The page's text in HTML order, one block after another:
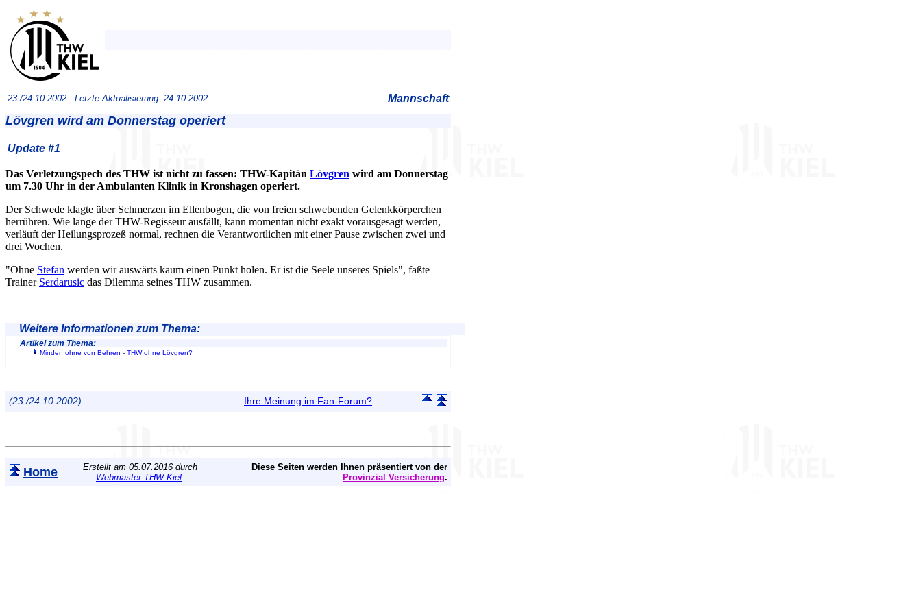
23./24.10.2002 - Letzte Aktualisierung: 24.10.2002 Mannschaft
Lövgren wird am Donnerstag operiert
Update #1
Das Verletzungspech des THW ist nicht zu fassen: THW-Kapitän Lövgren wird am Donnerstag
um 7.30 Uhr in der Ambulanten Klinik in Kronshagen operiert.
Der Schwede klagte über Schmerzen im Ellenbogen, die von freien schwebenden Gelenkkörperchen
herrühren. Wie lange der THW-Regisseur ausfällt, kann momentan nicht exakt vorausgesagt werden,
verläuft der Heilungsprozeß normal, rechnen die Verantwortlichen mit einer Pause zwischen zwei und
drei Wochen.
"Ohne Stefan werden wir auswärts kaum einen Punkt holen. Er ist die Seele unseres Spiels", faßte
Trainer Serdarusic das Dilemma seines THW zusammen.
Weitere Informationen zum Thema:
Artikel zum Thema:
Minden ohne von Behren - THW ohne Lövgren?
(23./24.10.2002) Ihre Meinung im Fan-Forum?
Home
Erstellt am 05.07.2016 durch
Webmaster THW Kiel.
Diese Seiten werden Ihnen präsentiert von der
Provinzial Versicherung.